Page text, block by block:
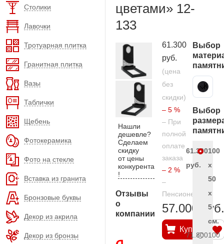
Столики
Лавочки
Тротуарная плитка
Гранитная плитка
Вазы
Таблички
Щебень
Фотокерамика
Фото на стекле
Вставка из гранита
Бронзовые буквы
Декор из акрила
Декор из бронзы
цветами» 12-
133
Нашли
дешевле?
Сделаем
скидку
от цены
конкурента
!
Отзывы
о
компании
61.300
руб.
(цена
без
скидки)
– 5 %
– При
полной
оплате
заказа
– 2 %
–
Пенсионерам
57.000 руб.
Купить
Выбор
Карельский гранит
Выбор
61.300
руб.
100
x
50
x
5
см.
71.800100